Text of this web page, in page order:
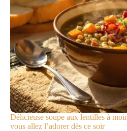
Délicieuse soupe aux lentilles à
vous allez l’adorer dès ce soir